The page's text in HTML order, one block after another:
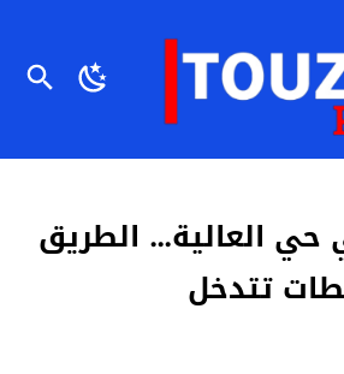
حي العالية… الطريق
تتدخل